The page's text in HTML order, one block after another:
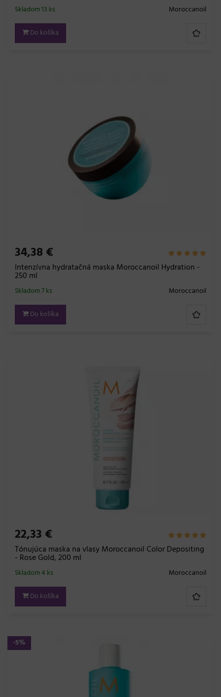
Moroccanoil
Skladom 13 ks
Do košíka
34,38 €
Intenzívna hydratačná maska Moroccanoil Hydration -
250 ml
Moroccanoil
Skladom 7 ks
Do košíka
22,33 €
Tónujúca maska na vlasy Moroccanoil Color Depositing
- Rose Gold, 200 ml
Moroccanoil
Skladom 4 ks
Do košíka
-5%